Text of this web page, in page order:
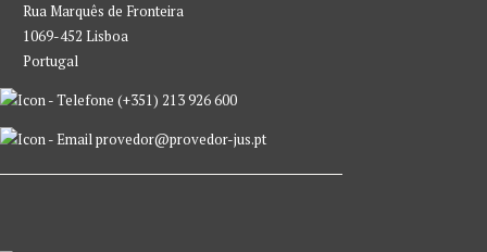
Rua Marquês de Fronteira
1069-452 Lisboa
Portugal
(+351) 213 926 600
provedor@provedor-jus.pt